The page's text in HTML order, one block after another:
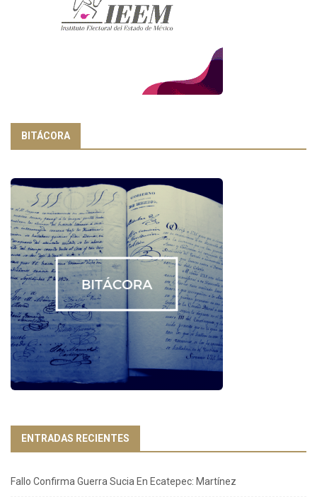
BITÁCORA
ENTRADAS RECIENTES
Fallo Confirma Guerra Sucia En Ecatepec: Martínez